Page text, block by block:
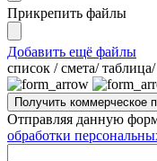
Прикрепить файлы
Добавить ещё файлы
cписок / смета/
Отправляя данную
обработки